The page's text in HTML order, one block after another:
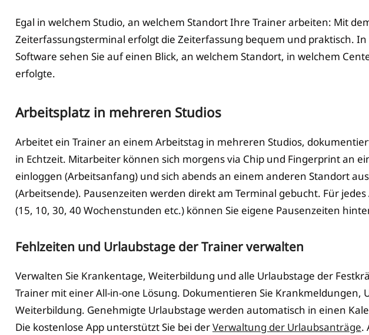
Egal in welchem Studio, an welchem Standort Ihre Trainer arbeiten: Mit
Zeiterfassungsterminal erfolgt die Zeiterfassung bequem und praktisch.
Software sehen Sie auf einen Blick, an welchem Standort, in welchem
erfolgte.
Arbeitsplatz in mehreren Studios
Arbeitet ein Trainer an einem Arbeitstag in mehreren Studios,
in Echtzeit. Mitarbeiter können sich morgens via Chip und Fingerprint an
einloggen (Arbeitsanfang) und sich abends an einem anderen Standort
(Arbeitsende). Pausenzeiten werden direkt am Terminal gebucht. Für
(15, 10, 30, 40 Wochenstunden etc.) können Sie eigene Pausenzeiten
Fehlzeiten und Urlaubstage der Trainer verwalten
Verwalten Sie Krankentage, Weiterbildung und alle Urlaubstage der
Trainer mit einer All-in-one Lösung. Dokumentieren Sie Krankmeldungen,
Weiterbildung. Genehmigte Urlaubstage werden automatisch in einen
Die kostenlose App unterstützt Sie bei derVerwaltung der Urlaubsanträge.